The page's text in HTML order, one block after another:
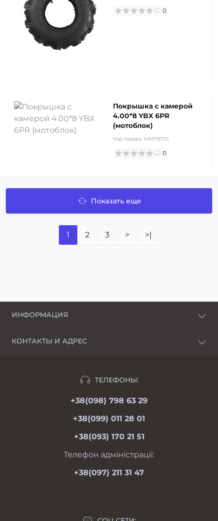
0
Покрышка с камерой
4.00*8 YBX 6PR
(мотоблок)
Код товара: MMT8770
0
Показать еще
1 2 3 > >|
ИНФОРМАЦИЯ
Связаться с нами
КОНТАКТЫ И АДРЕС
ТЕЛЕФОНЫ:
+38(098) 798 63 29
+38(099) 011 28 01
+38(093) 170 21 51
Телефон адміністрації:
+38(097) 211 31 47